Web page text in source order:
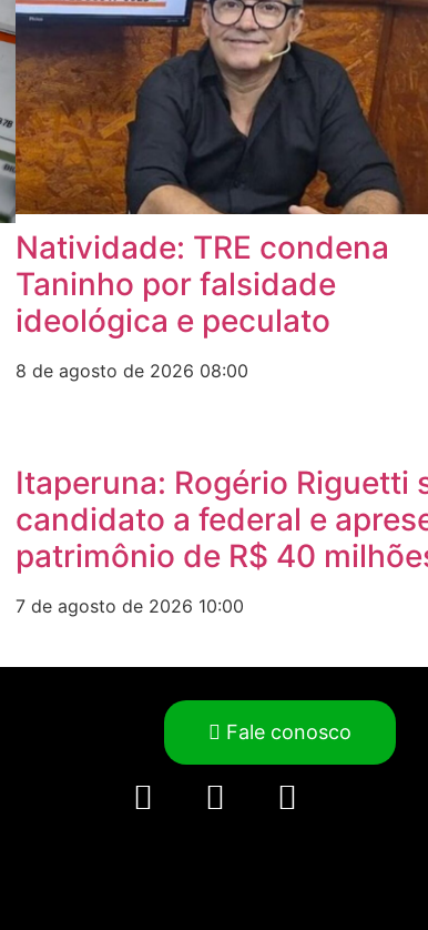
Natividade: TRE condena
Taninho por falsidade
ideológica e peculato
8 de agosto de 2026 08:00
Itaperuna: Rogério Riguetti
candidato a federal e
patrimônio de R$ 40
7 de agosto de 2026 10:00
Fale conosco